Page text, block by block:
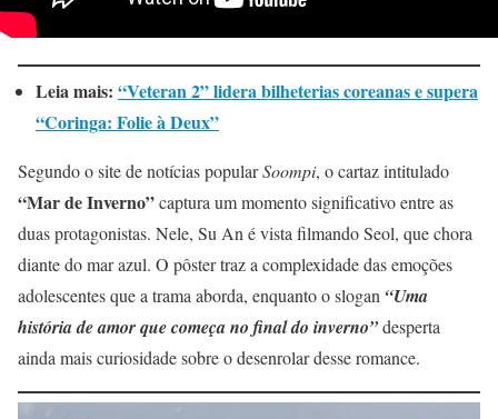
Leia mais: “Veteran 2” lidera bilheterias coreanas e supera
“Coringa: Folie à Deux”
Segundo o site de notícias popularSoompi, o cartaz intitulado
“Mar de Inverno”captura um momento significativo entre as
duas protagonistas. Nele, Su An é vista filmando Seol, que chora
diante do mar azul. O pôster traz a complexidade das emoções
adolescentes que a trama aborda, enquanto o slogan “Uma
história de amor que começa no final do inverno”desperta
ainda mais curiosidade sobre o desenrolar desse romance.